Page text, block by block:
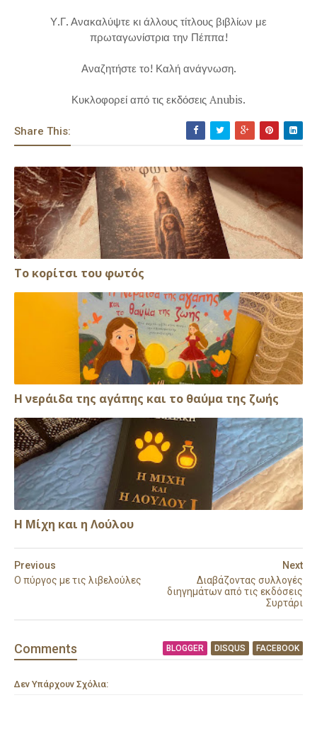
Υ.Γ. Ανακαλύψτε κι άλλους τίτλους βιβλίων με
πρωταγωνίστρια την Πέππα!
Αναζητήστε το! Καλή ανάγνωση.
Κυκλοφορεί από τις εκδόσεις Anubis.
Share This:
Το κορίτσι του φωτός
Η νεράιδα της αγάπης και το θαύμα της ζωής
Η Μίχη και η Λούλου
Next
Διαβάζοντας συλλογές
διηγημάτων από τις εκδόσεις
Συρτάρι
Previous
Ο πύργος με τις λιβελούλες
Comments BLOGGER DISQUS FACEBOOK
Δεν Υπάρχουν Σχόλια: